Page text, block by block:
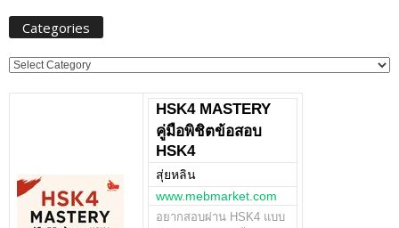
Categories
Categories
HSK4 MASTERY
คู่มือพิชิตข้อสอบ
HSK4
สุ่ยหลิน
www.mebmarket.com
อยากสอบผ่าน HSK4 แบบ